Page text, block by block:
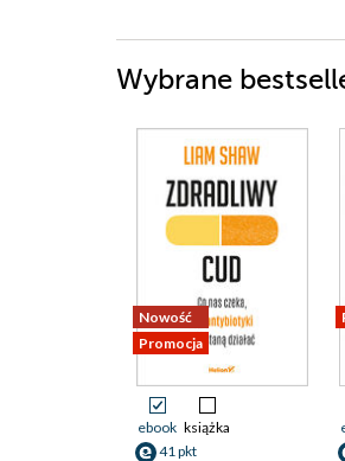
Wybrane
Nowość
Promocja
ebook książka
41 pkt